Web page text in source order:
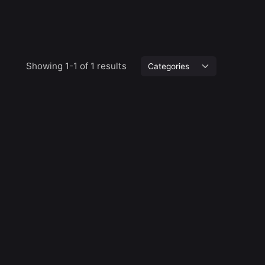
Showing 1-1 of 1 results